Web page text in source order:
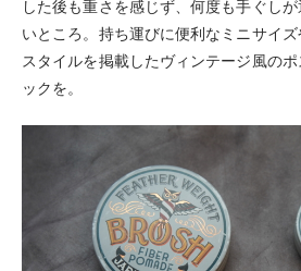
した後も重さを感じず、何度も手ぐし
いところ。持ち運びに便利なミニサイ
スタイルを掲載したヴィンテージ風の
ックを。